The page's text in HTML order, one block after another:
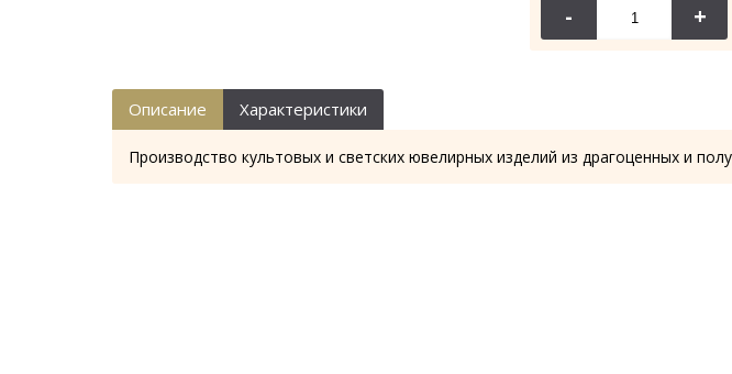
114-
- +
Описание Характеристики
Производство культовых и светских ювелирных изделий из драгоценных и